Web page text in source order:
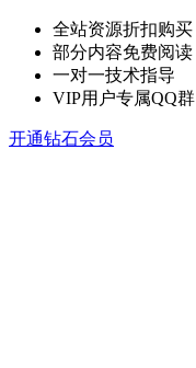
全站资源折扣购买
部分内容免费阅读
一对一技术指导
VIP用户专属QQ群
开通钻石会员